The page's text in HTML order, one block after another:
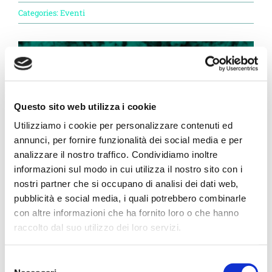
Questo sito web utilizza i cookie
Utilizziamo i cookie per personalizzare contenuti ed
annunci, per fornire funzionalità dei social media e per
analizzare il nostro traffico. Condividiamo inoltre
informazioni sul modo in cui utilizza il nostro sito con i
nostri partner che si occupano di analisi dei dati web,
pubblicità e social media, i quali potrebbero combinarle
con altre informazioni che ha fornito loro o che hanno
raccolto dal suo utilizzo dei loro servizi.
Progetto Cross Life
Lavora con noi
Contatti
Vai a Diemme Filtration
Categories:Eventi
Siamo felici di annunciare che saremo ad Atene,
dal 7 al 9 giugno, per questa importante
Conferenza del settore idrico. – Vittoria